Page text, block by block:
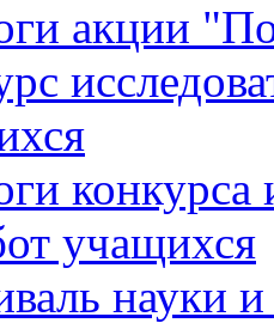
акции
конкурса
учащихся
науки